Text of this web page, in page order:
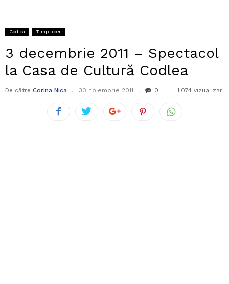
Codlea Timp liber
3 decembrie 2011 – Spectacol
la Casa de Cultură Codlea
De către Corina Nica 30 noiembrie 2011 0 1.074 vizualizari